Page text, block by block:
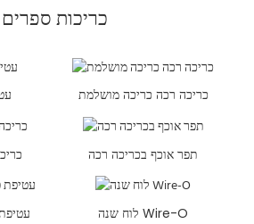
כריכות ספרים
כריכה רכה כריכה מושלמת
תפר אוכף בכריכה רכה
לוח שנה Wire-O